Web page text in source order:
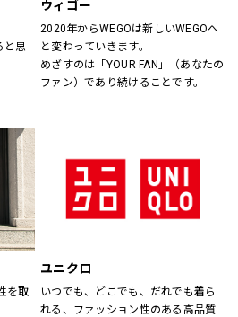
と思
顔に
くり
ウィゴー
2020年からWEGOは新しいWEGOへ
と変わっていきます。
めざすのは「YOUR FAN」（あなたの
ファン）であり続けることです。
を取
ユニクロ
いつでも、どこでも、だれでも着ら
れる、ファッション性のある高品質